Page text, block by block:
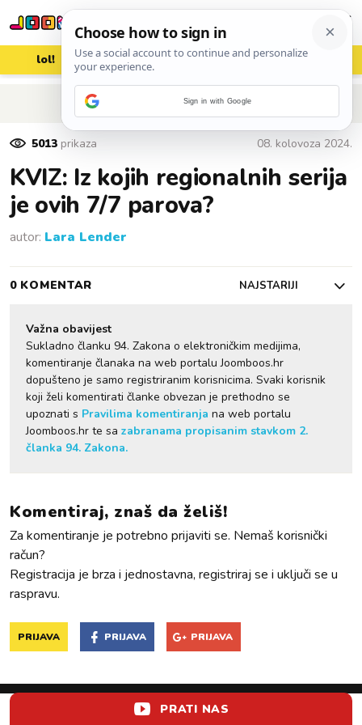
lol! aww vrh! woot?!
POVRATAK NA ČLANAK
5013 prikaza 08. kolovoza 2024.
KVIZ: Iz kojih regionalnih serija
je ovih 7/7 parova?
autor: Lara Lender
0 KOMENTAR NAJSTARIJI
Važna obavijest
Sukladno članku 94. Zakona o elektroničkim medijima,
komentiranje članaka na web portalu Joomboos.hr
dopušteno je samo registriranim korisnicima. Svaki korisnik
koji želi komentirati članke obvezan je prethodno se
upoznati s Pravilima komentiranja na web portalu
Joomboos.hr te sa zabranama propisanim stavkom 2.
članka 94. Zakona.
Komentiraj, znaš da želiš!
Za komentiranje je potrebno prijaviti se. Nemaš korisnički
račun?
Registracija je brza i jednostavna, registriraj se i uključi se u
raspravu.
PRIJAVA PRIJAVA PRIJAVA
PRATI NAS
Sign in with Google